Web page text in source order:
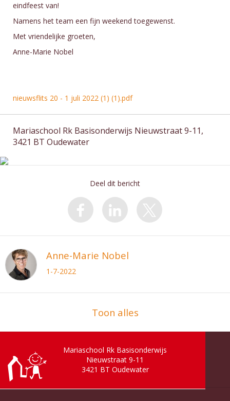
eindfeest van!
Namens het team een fijn weekend toegewenst.
Met vriendelijke groeten,
Anne-Marie Nobel
nieuwsflits 20 - 1 juli 2022 (1) (1).pdf
Mariaschool Rk Basisonderwijs Nieuwstraat 9-11,
3421 BT Oudewater
Deel dit bericht
Anne-Marie Nobel
1-7-2022
Toon alles
Mariaschool Rk Basisonderwijs
Nieuwstraat 9-11
3421 BT Oudewater